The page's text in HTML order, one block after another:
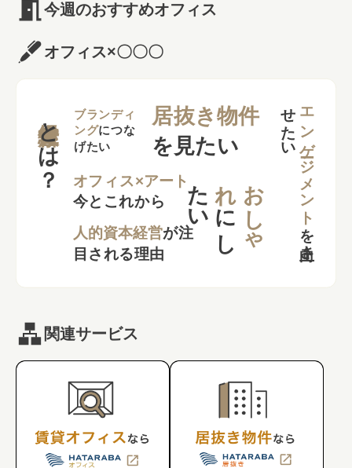
今週のおすすめオフィス
オフィス×〇〇〇
とは？
ブランディ
ングにつな
げたい
居抜き物件
を見たい
オフィス×アート
今とこれから
人的資本経営が注
目される理由
お
し
ゃ
れ
に
し
た
い エンゲージメント
を
向上さ
せ
た
い
関連サービス